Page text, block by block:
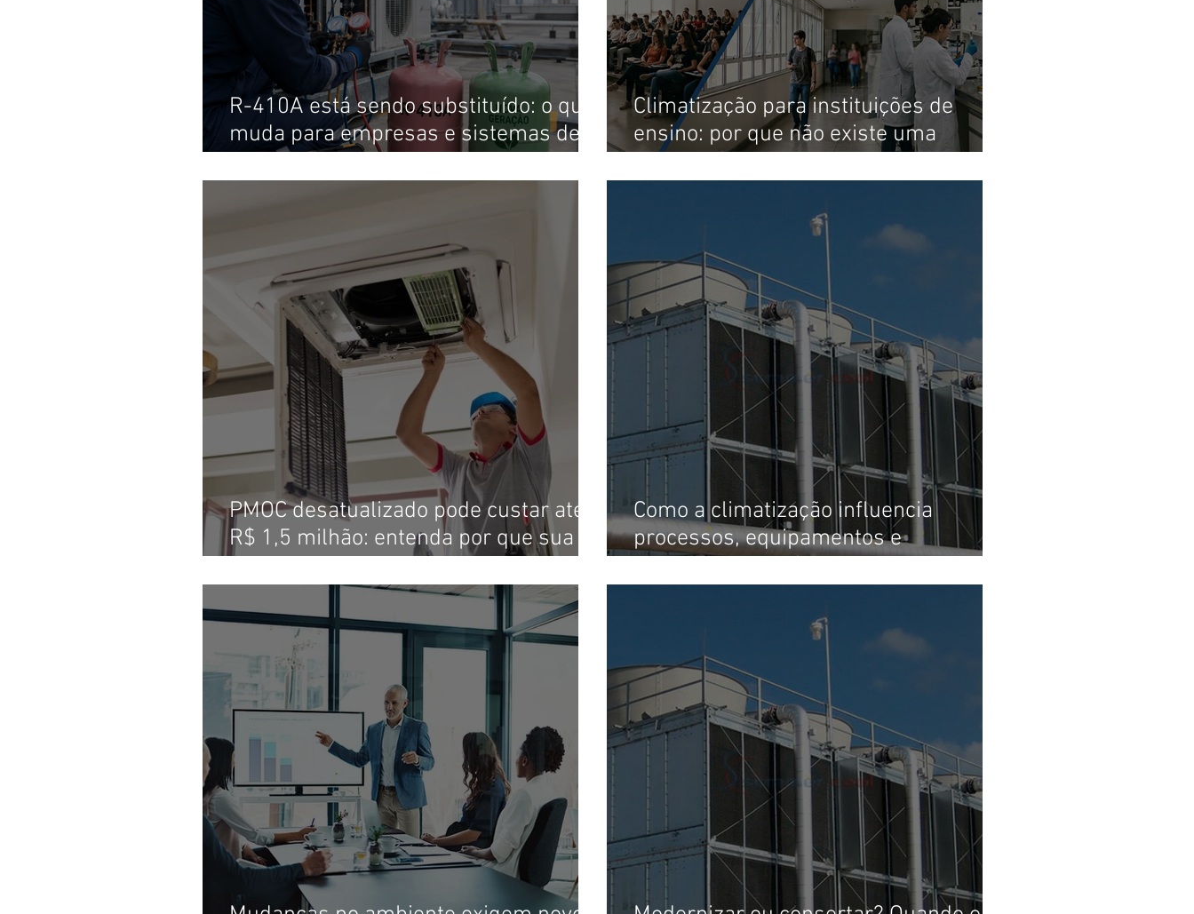
R-410A está sendo substituído: o que
muda para empresas e sistemas de
Climatização para instituições de
ensino: por que não existe uma
ambientes?
PMOC desatualizado pode custar até
R$ 1,5 milhão: entenda por que sua
com o ar condicionado funcionando
Como a climatização influencia
processos, equipamentos e